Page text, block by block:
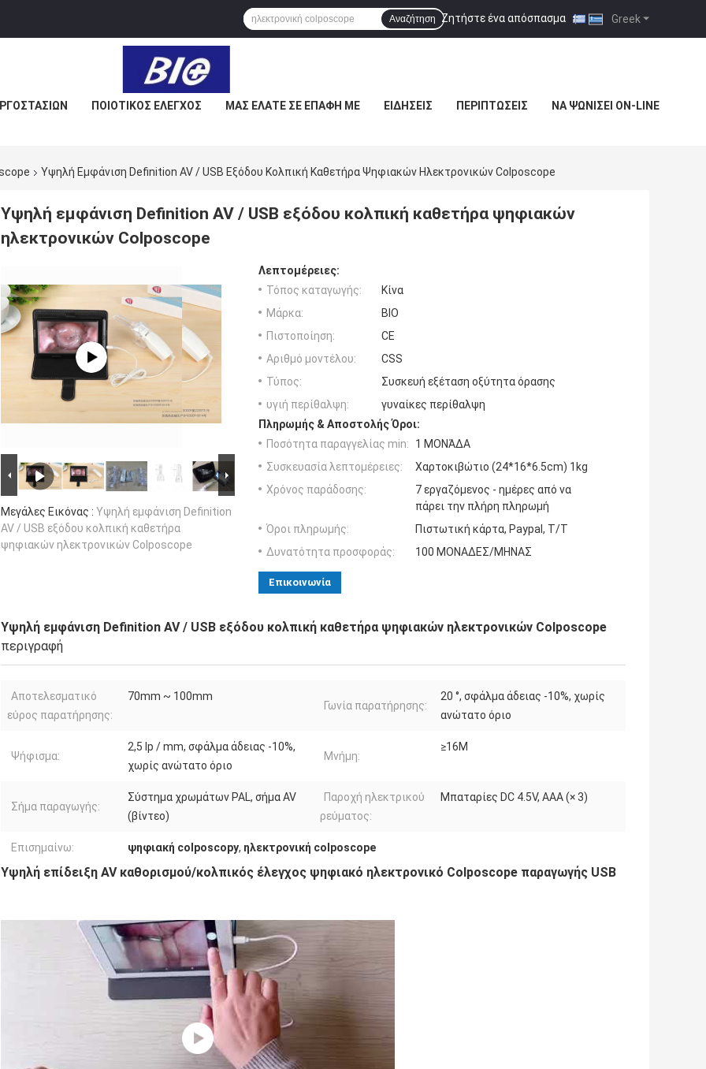
Greek
Ζητήστε ένα απόσπασμα |
Αναζήτηση
ΠΟΙΟΤΙΚΌΣ ΈΛΕΓΧΟΣ ΜΑΣ ΕΛΆΤΕ ΣΕ ΕΠΑΦΉ ΜΕ ΕΙΔΉΣΕΙΣ ΠΕΡΙΠΤΏΣΕΙΣ ΝΑ ΨΩΝΊΣΕΙ ON-LINE
Υψηλή Εμφάνιση Definition AV / USB Εξόδου Κολπική Καθετήρα Ψηφιακών Ηλεκτρονικών Colposcope
Υψηλή εμφάνιση Definition AV / USB εξόδου κολπική καθετήρα ψηφιακών
ηλεκτρονικών Colposcope
Μεγάλες Εικόνας : Υψηλή εμφάνιση Definition
AV / USB εξόδου κολπική καθετήρα
ψηφιακών ηλεκτρονικών Colposcope
Λεπτομέρειες:
Τόπος καταγωγής:
Κίνα
Μάρκα:
BIO
Πιστοποίηση:
CE
Αριθμό μοντέλου:
CSS
Τύπος:
Συσκευή εξέταση οξύτητα όρασης
υγιή περίθαλψη:
γυναίκες περίθαλψη
Πληρωμής & Αποστολής Όροι:
Ποσότητα παραγγελίας min:
1 ΜΟΝΆΔΑ
Συσκευασία λεπτομέρειες:
Χαρτοκιβώτιο (24*16*6.5cm) 1kg
Χρόνος παράδοσης:
7 εργαζόμενος - ημέρες από να
πάρει την πλήρη πληρωμή
Όροι πληρωμής:
Πιστωτική κάρτα, Paypal, T/T
Δυνατότητα προσφοράς:
100 ΜΟΝΑΔΕΣ/ΜΗΝΑΣ
Επικοινωνία
Υψηλή εμφάνιση Definition AV / USB εξόδου κολπική καθετήρα ψηφιακών ηλεκτρονικών Colposcope
περιγραφή
Αποτελεσματικό
εύρος παρατήρησης:
70mm ~ 100mm
Γωνία παρατήρησης:
20 °, σφάλμα άδειας -10%, χωρίς
ανώτατο όριο
Ψήφισμα:
2,5 lp / mm, σφάλμα άδειας -10%,
χωρίς ανώτατο όριο
Μνήμη:
≥16M
Σήμα παραγωγής:
Σύστημα χρωμάτων PAL, σήμα AV
(βίντεο)
Παροχή ηλεκτρικού
ρεύματος:
Μπαταρίες DC 4.5V, AAA (× 3)
Επισημαίνω: ψηφιακή colposcopy, ηλεκτρονική colposcope
Υψηλή επίδειξη AV καθορισμού/κολπικός έλεγχος ψηφιακό ηλεκτρονικό Colposcope παραγωγής USB